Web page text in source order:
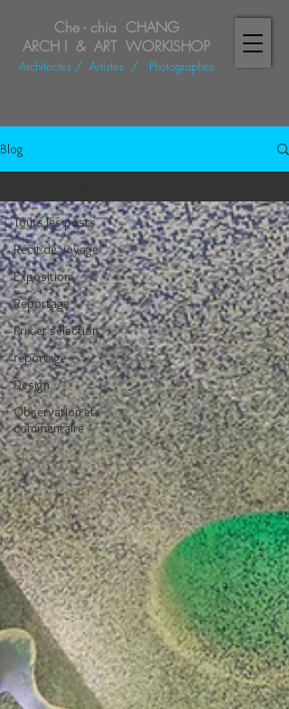
Che - chia CHANG
ARCH I & ART WORKISHOP
Architectes / Artistes / Photographes
Blog
Touts les posts
Récit de voyage
Exposition
Reportage
Prix et sélection
reportage
Design
Observation et
commentaire